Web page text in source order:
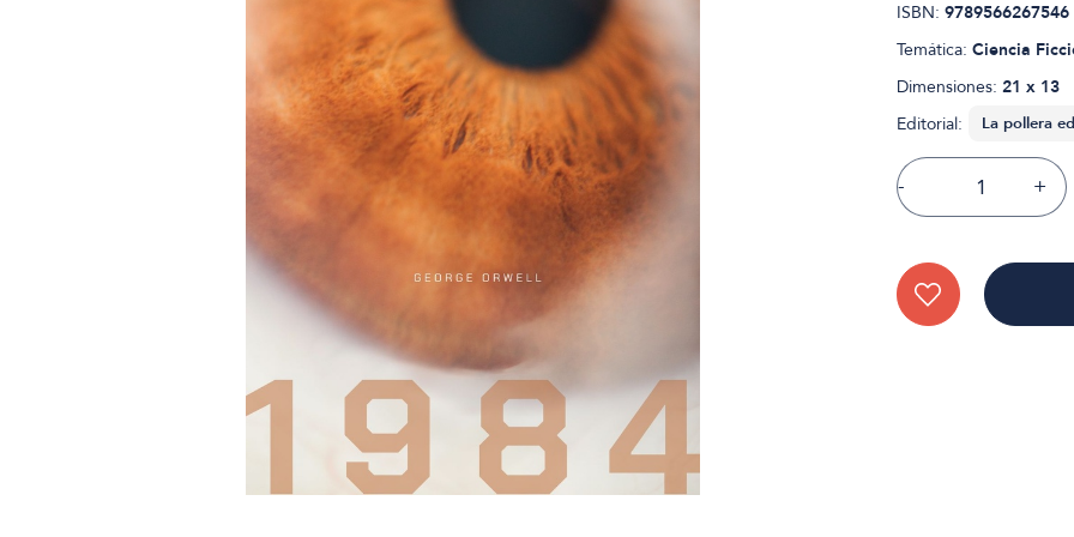
ISBN: 9789566267546
Temática: Ciencia
Dimensiones: 21 x 13
Editorial:
- +